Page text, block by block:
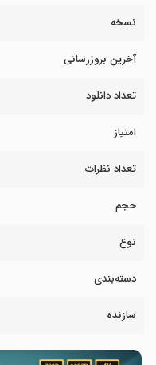
نسخه
آخرین بروزرسانی
تعداد دانلود
امتیاز
تعداد نظرات
حجم
نوع
دسته‌بندی
سازنده